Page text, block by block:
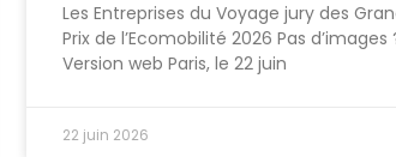
Les Entreprises du Voyage jury des
Prix de l’Ecomobilité 2026 Pas d’images
Version web Paris, le 22 juin
22 juin 2026